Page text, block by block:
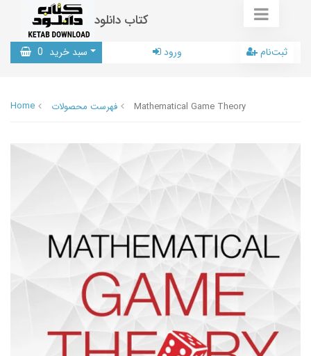
کتاب دانلود
سبد خرید 0 ورود ثبت‌نام
Home فهرست محصولات Mathematical Game Theory